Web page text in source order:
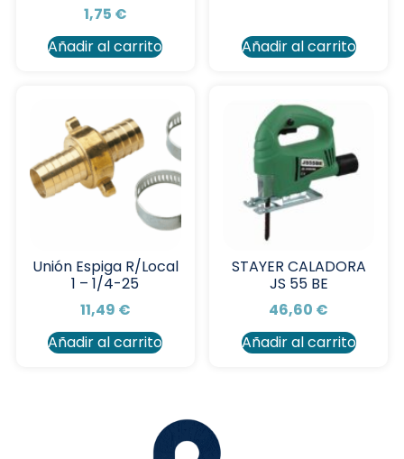
1,75 €
Añadir al carrito
Añadir al carrito
Unión Espiga R/Local
1 – 1/4-25
11,49 €
Añadir al carrito
STAYER CALADORA
JS 55 BE
46,60 €
Añadir al carrito